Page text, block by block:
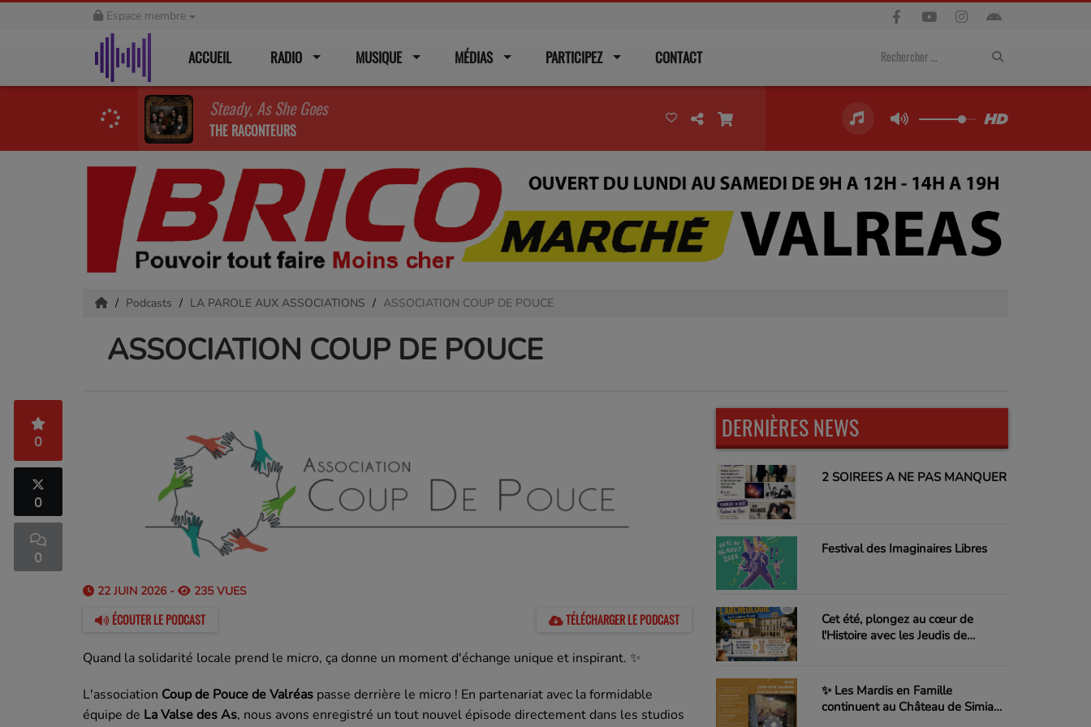
Espace membre
ACCUEIL RADIO MUSIQUE MÉDIAS PARTICIPEZ CONTACT
Steady, As She Goes
THE RACONTEURS
Podcasts LA PAROLE AUX ASSOCIATIONS ASSOCIATION COUP DE POUCE
ASSOCIATION COUP DE POUCE
0
0
0
22 JUIN 2026 - 235 VUES
ÉCOUTER LE PODCAST TÉLÉCHARGER LE PODCAST
Quand la solidarité locale prend le micro, ça donne un moment d'échange unique et inspirant. ✨
L'association Coup de Pouce de Valréas passe derrière le micro ! En partenariat avec la formidable
équipe de La Valse des As, nous avons enregistré un tout nouvel épisode directement dans les studios
DERNIÈRES NEWS
2 SOIREES A NE PAS MANQUER
Festival des Imaginaires Libres
Cet été, plongez au cœur de
l'Histoire avec les Jeudis de
✨ Les Mardis en Famille
continuent au Château de Simiane